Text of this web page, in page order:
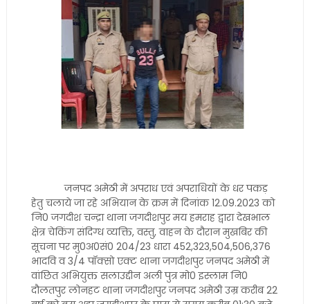
जनपद अमेठी में अपराध एवं अपराधियों के धर पकड़
हेतु चलाये जा रहे अभियान के क्रम में दिनांक 12.09.2023 को
नि0 जगदीश चन्द्रा थाना जगदीशपुर मय हमराह द्वारा देखभाल
क्षेत्र चेकिंग संदिग्ध व्यक्ति, वस्तु, वाहन के दौरान मुखबिर की
सूचना पर मु0अ0सं0 204/23 धारा 452,323,504,506,376
भादवि व 3/4 पॉक्सो एक्ट थाना जगदीशपुर जनपद अमेठी में
वांछित अभियुक्त सलाउद्दीन अली पुत्र मो0 इस्लाम नि0
दौलतपुर लोनहट थाना जगदीशपुर जनपद अमेठी उम्र करीब 22